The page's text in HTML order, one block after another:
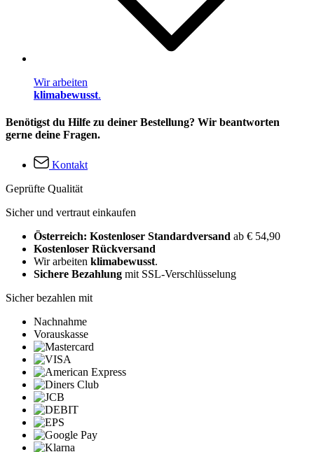
Wir arbeiten
klimabewusst.
Benötigst du Hilfe zu deiner Bestellung? Wir beantworten
gerne deine Fragen.
Kontakt
Geprüfte Qualität
Sicher und vertraut einkaufen
Österreich: Kostenloser Standardversand ab € 54,90
Kostenloser Rückversand
Wir arbeiten klimabewusst.
Sichere Bezahlung mit SSL-Verschlüsselung
Sicher bezahlen mit
Nachnahme
Vorauskasse